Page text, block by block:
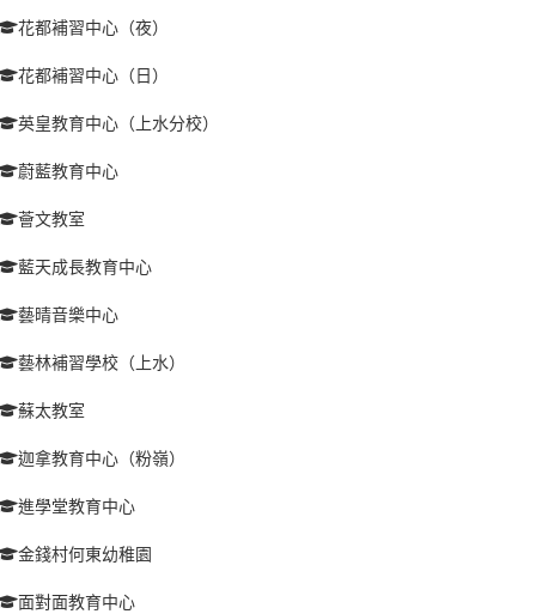
花都補習中心（夜）
花都補習中心（日）
英皇教育中心（上水分校）
蔚藍教育中心
薈文教室
藍天成長教育中心
藝晴音樂中心
藝林補習學校（上水）
蘇太教室
迦拿教育中心（粉嶺）
進學堂教育中心
金錢村何東幼稚園
面對面教育中心